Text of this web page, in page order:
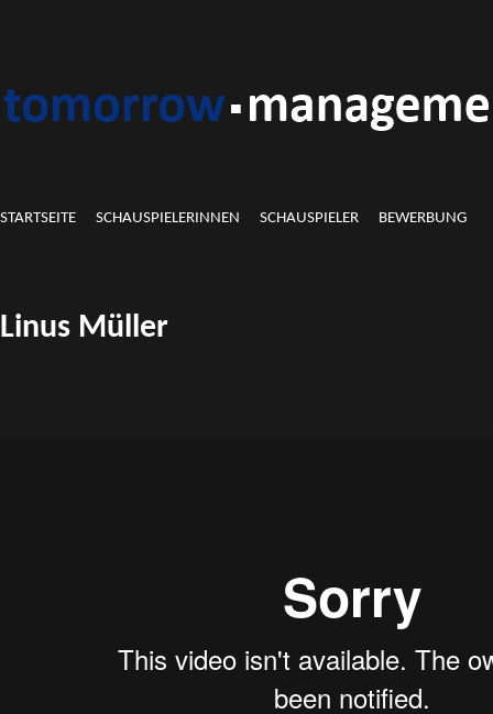
STARTSEITE SCHAUSPIELERINNEN SCHAUSPIELER BEWERBUNG
Linus Müller